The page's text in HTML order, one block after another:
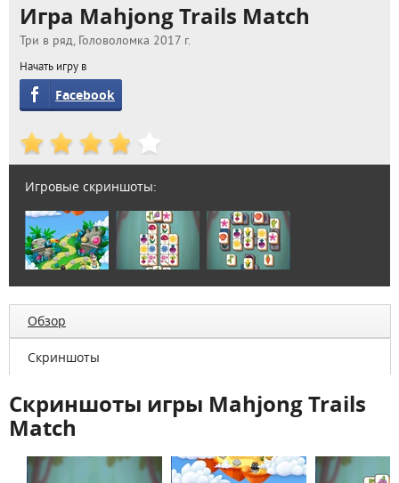
Игра Mahjong Trails Match
Три в ряд, Головоломка 2017 г.
Начать игру в
Facebook
Игровые скриншоты:
Обзор
Скриншоты
Скриншоты игры Mahjong Trails
Match